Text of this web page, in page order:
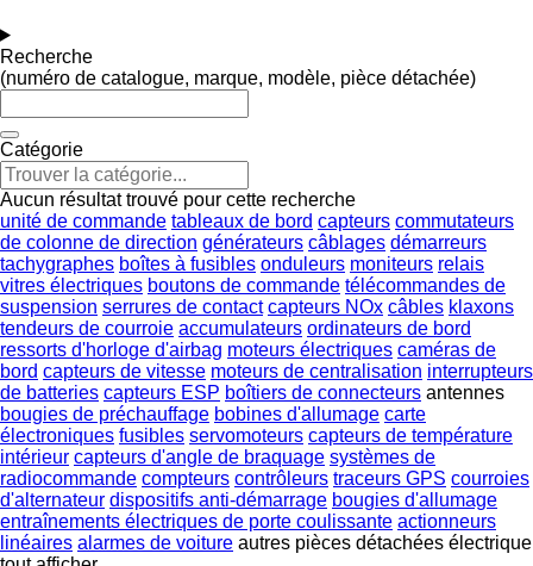
Recherche
(numéro de catalogue, marque, modèle, pièce détachée)
Catégorie
Aucun résultat trouvé pour cette recherche
unité de commande tableaux de bord capteurs commutateurs
de colonne de direction générateurs câblages démarreurs
tachygraphes boîtes à fusibles onduleurs moniteurs relais
vitres électriques boutons de commande télécommandes de
suspension serrures de contact capteurs NOx câbles klaxons
tendeurs de courroie accumulateurs ordinateurs de bord
ressorts d'horloge d'airbag moteurs électriques caméras de
bord capteurs de vitesse moteurs de centralisation interrupteurs
de batteries capteurs ESP boîtiers de connecteurs antennes
bougies de préchauffage bobines d'allumage carte
électroniques fusibles servomoteurs capteurs de température
intérieur capteurs d'angle de braquage systèmes de
radiocommande compteurs contrôleurs traceurs GPS courroies
d'alternateur dispositifs anti-démarrage bougies d'allumage
entraînements électriques de porte coulissante actionneurs
linéaires alarmes de voiture autres pièces détachées électrique